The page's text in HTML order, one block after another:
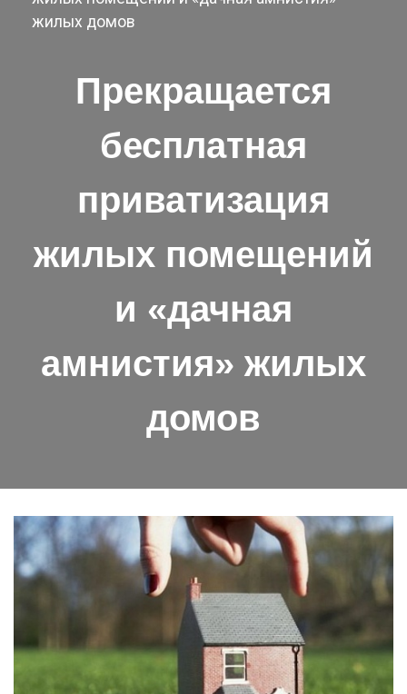
жилых домов
Прекращается
бесплатная
приватизация
жилых помещений
и «дачная
амнистия» жилых
домов